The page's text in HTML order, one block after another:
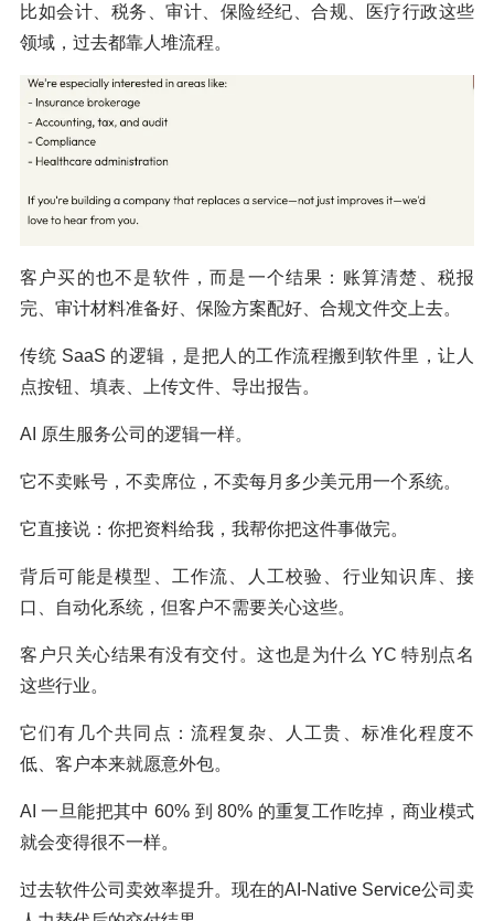
比如会计、税务、审计、保险经纪、合规、医疗行政这些
领域，过去都靠人堆流程。
客户买的也不是软件，而是一个结果：账算清楚、税报
完、审计材料准备好、保险方案配好、合规文件交上去。
传统 SaaS 的逻辑，是把人的工作流程搬到软件里，让人
点按钮、填表、上传文件、导出报告。
AI 原生服务公司的逻辑一样。
它不卖账号，不卖席位，不卖每月多少美元用一个系统。
它直接说：你把资料给我，我帮你把这件事做完。
背后可能是模型、工作流、人工校验、行业知识库、接
口、自动化系统，但客户不需要关心这些。
客户只关心结果有没有交付。这也是为什么 YC 特别点名
这些行业。
它们有几个共同点：流程复杂、人工贵、标准化程度不
低、客户本来就愿意外包。
AI 一旦能把其中 60% 到 80% 的重复工作吃掉，商业模式
就会变得很不一样。
过去软件公司卖效率提升。现在的AI-Native Service公司卖